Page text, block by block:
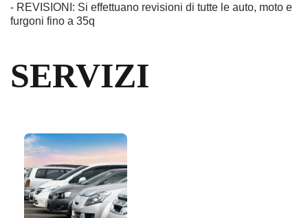
- REVISIONI: Si effettuano revisioni di tutte le auto, moto e
furgoni fino a 35q
SERVIZI